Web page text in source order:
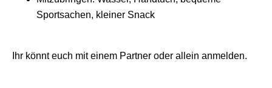
Sportsachen, kleiner Snack
Ihr könnt euch mit einem Partner oder allein anmelden.